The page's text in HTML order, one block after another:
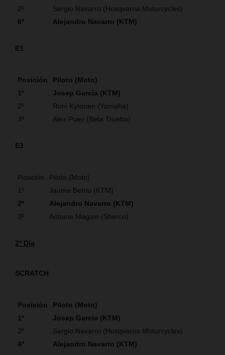
2º
Sergio Navarro (Husqvarna Motorcycles)
6º
Alejandro Navarro (KTM)
E1
Posición
Piloto (Moto)
1º
Josep García (KTM)
2º
Roni Kytonen (Yamaha)
3º
Alex Puey (Beta Trueba)
E3
Posición
Piloto (Moto)
1º
Jaume Betriu (KTM)
2º
Alejandro Navarro (KTM)
3º
Antoine Magain (Sherco)
2º Día
SCRATCH
Posición
Piloto (Moto)
1º
Josep García (KTM)
2º
Sergio Navarro (Husqvarna Motorcycles)
4º
Alejandro Navarro (KTM)